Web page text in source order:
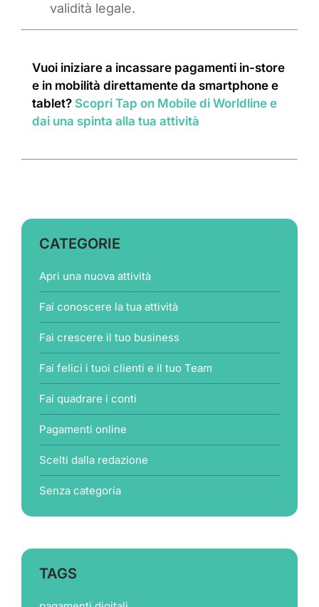
validità legale.
Vuoi iniziare a incassare pagamenti in-store
e in mobilità direttamente da smartphone e
tablet? Scopri Tap on Mobile di Worldline e
dai una spinta alla tua attività
CATEGORIE
Apri una nuova attività
Fai conoscere la tua attività
Fai crescere il tuo business
Fai felici i tuoi clienti e il tuo Team
Fai quadrare i conti
Pagamenti online
Scelti dalla redazione
Senza categoria
TAGS